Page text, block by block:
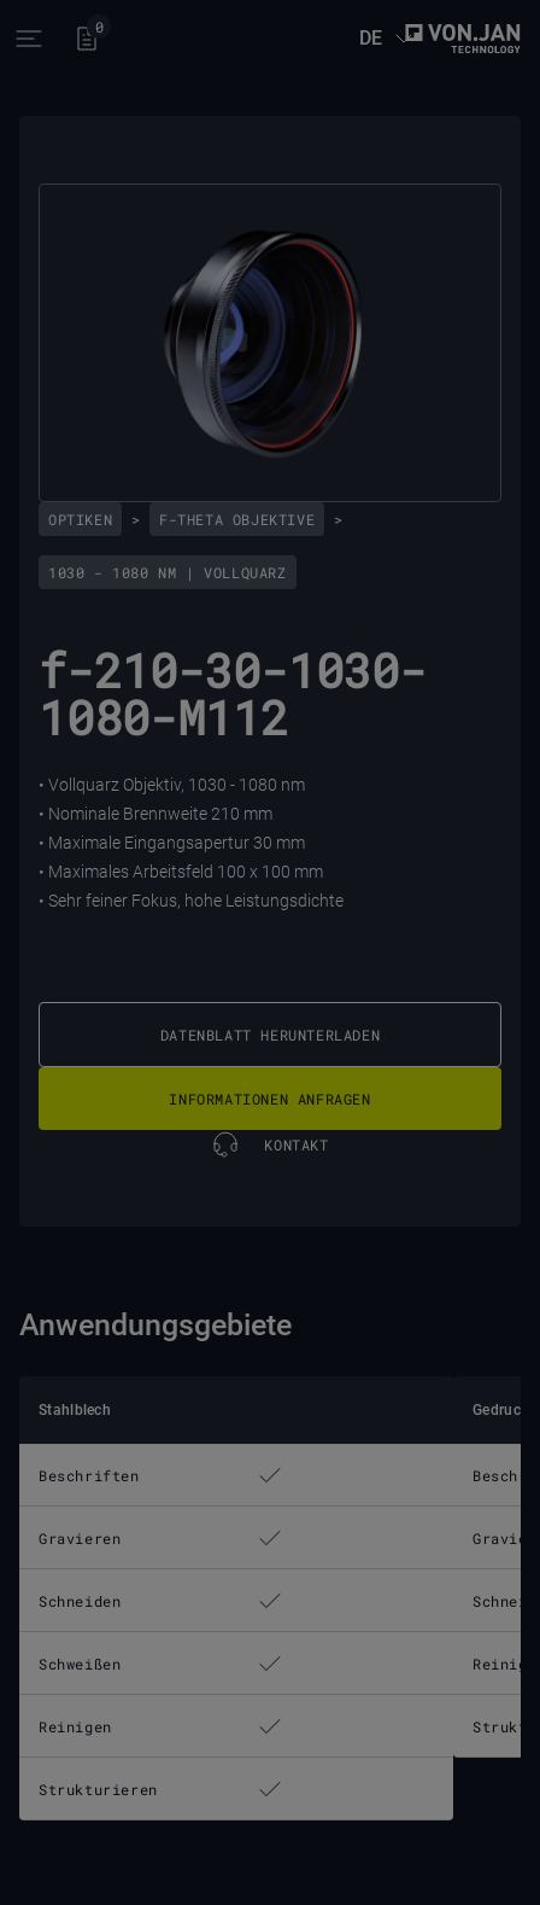
Open main menu
0 DE
OPTIKEN > F-THETA OBJEKTIVE >
1030 - 1080 NM | VOLLQUARZ
f-210-30-1030-
1080-M112
• Vollquarz Objektiv, 1030 - 1080 nm
• Nominale Brennweite 210 mm
• Maximale Eingangsapertur 30 mm
• Maximales Arbeitsfeld 100 x 100 mm
• Sehr feiner Fokus, hohe Leistungsdichte
DATENBLATT HERUNTERLADEN
INFORMATIONEN ANFRAGEN
KONTAKT
Anwendungsgebiete
Stahlblech
Beschriften
Gravieren
Schneiden
Schweißen
Reinigen
Strukturieren